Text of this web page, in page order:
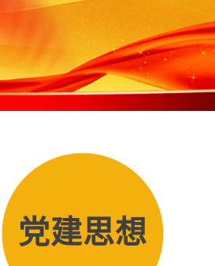
党建思想